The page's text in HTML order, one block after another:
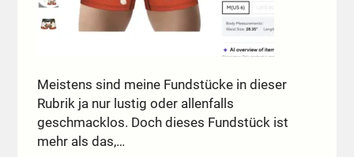
Meistens sind meine Fundstücke in dieser
Rubrik ja nur lustig oder allenfalls
geschmacklos. Doch dieses Fundstück ist
mehr als das,…